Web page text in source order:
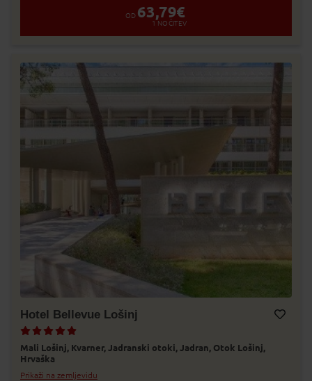
OD 63,79€
1 NOČITEV
Hotel Bellevue Lošinj
Mali Lošinj, Kvarner, Jadranski otoki, Jadran, Otok Lošinj,
Hrvaška
Prikaži na zemljevidu